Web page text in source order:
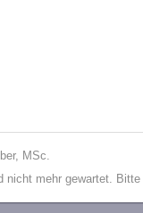
MSc.
nicht mehr gewartet.